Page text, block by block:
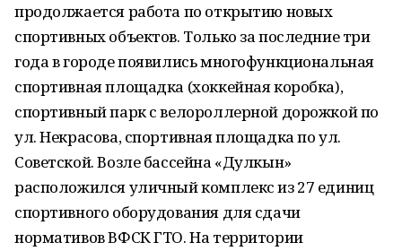
продолжается работа по открытию новых
спортивных объектов. Только за последние три
года в городе появились многофункциональная
спортивная площадка (хоккейная коробка),
спортивный парк с велороллерной дорожкой по
ул. Некрасова, спортивная площадка по ул.
Советской. Возле бассейна «Дулкын»
расположился уличный комплекс из 27 единиц
спортивного оборудования для сдачи
нормативов ВФСК ГТО. На территории